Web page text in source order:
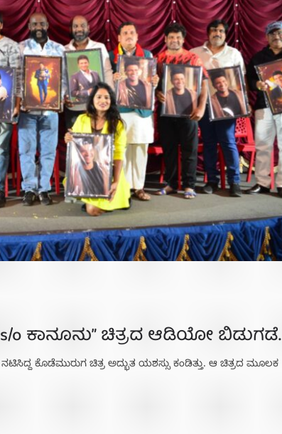
o ಕಾನೂನು” ಚಿತ್ರದ ಆಡಿಯೋ ಬಿಡುಗಡೆ.
ಕೊಡೆಮುರುಗ ಚಿತ್ರ ಅದ್ಭುತ ಯಶಸ್ಸು ಕಂಡಿತ್ತು. ಆ ಚಿತ್ರದ ಮೂಲಕ